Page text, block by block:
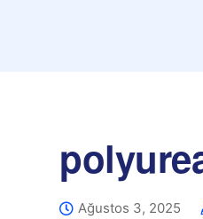
Ağustos 3, 2025